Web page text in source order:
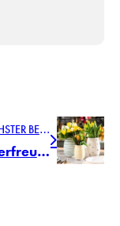
N
ÄCHSTER BEITRAG
Osterfreuden von Gmundner Keramik